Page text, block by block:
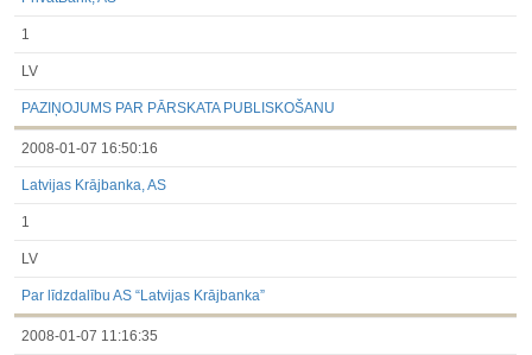
1
LV
PAZIŅOJUMS PAR PĀRSKATA PUBLISKOŠANU
2008-01-07 16:50:16
Latvijas Krājbanka, AS
1
LV
Par līdzdalību AS “Latvijas Krājbanka”
2008-01-07 11:16:35